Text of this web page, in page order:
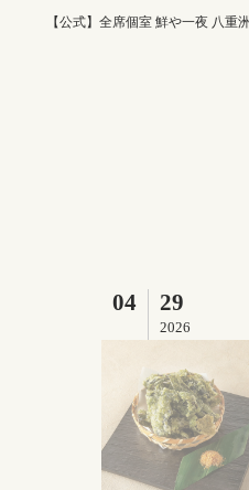
【公式】全席個室 鮮や一夜 八重
04 29
2026